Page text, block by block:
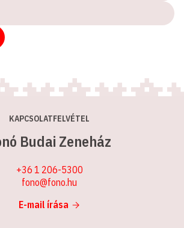
KAPCSOLATFELVÉTEL
Budai Zeneház
+36 1 206-5300
fono@fono.hu
E-mail írása